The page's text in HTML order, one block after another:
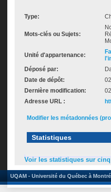
Type:
Mots-clés ou Sujets:
Unité d'appartenance:
Déposé par:
Date de dépôt:
Dernière modification:
Adresse URL :
Modifier les métadonnées
Statistiques
Voir les statistiques sur
UQAM - Université du Québec à